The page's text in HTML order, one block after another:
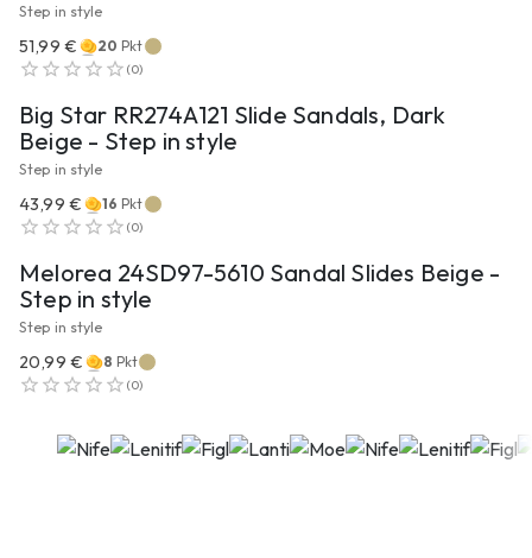
Step in style
51,99 € 20 Pkt
(0)
Big Star RR274A121 Slide Sandals, Dark
Beige - Step in style
Step in style
43,99 € 16 Pkt
(0)
Melorea 24SD97-5610 Sandal Slides Beige -
Step in style
Step in style
20,99 € 8 Pkt
(0)